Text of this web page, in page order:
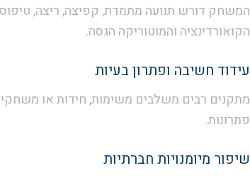
המשחק דורש תנועה מתמדת, קפיצה, ריצה,
הקואורדינציה והמוטוריקה הגסה.
עידוד חשיבה ופתרון בעיות
מתקנים רבים משלבים משימות, חידות או משחקי
פתרונות.
שיפור מיומנויות חברתיות